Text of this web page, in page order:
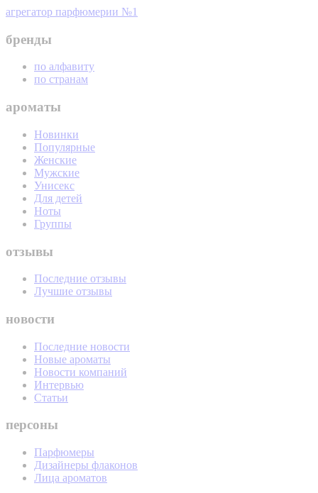
агрегатор парфюмерии №1
бренды
по алфавиту
по странам
ароматы
Новинки
Популярные
Женские
Мужские
Унисекс
Для детей
Ноты
Группы
отзывы
Последние отзывы
Лучшие отзывы
новости
Последние новости
Новые ароматы
Новости компаний
Интервью
Статьи
персоны
Парфюмеры
Дизайнеры флаконов
Лица ароматов